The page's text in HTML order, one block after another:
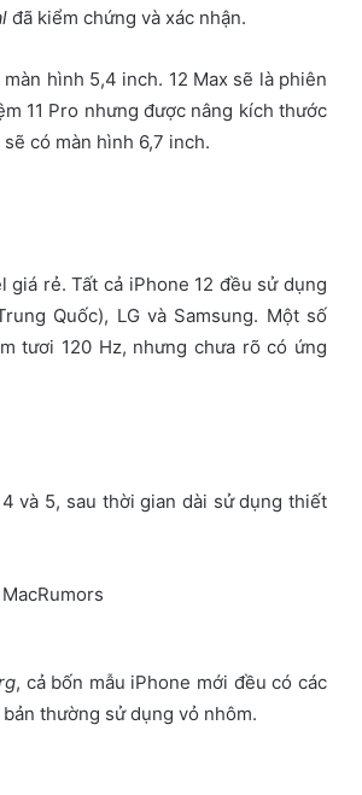
đã kiểm chứng và xác nhận.
hình 5,4 inch. 12 Max sẽ là phiên
11 Pro nhưng được nâng kích thước
có màn hình 6,7 inch.
giá rẻ. Tất cả iPhone 12 đều sử dụng
Quốc), LG và Samsung. Một số
tươi 120 Hz, nhưng chưa rõ có ứng
và 5, sau thời gian dài sử dụng thiết
, cả bốn mẫu iPhone mới đều có các
thường sử dụng vỏ nhôm.